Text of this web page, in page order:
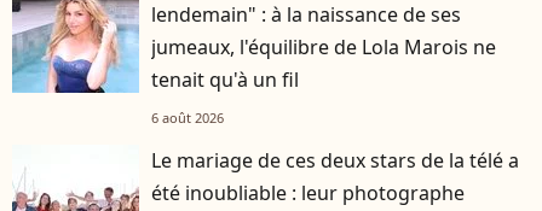
lendemain" : à la naissance de ses
jumeaux, l'équilibre de Lola Marois ne
tenait qu'à un fil
6 août 2026
Le mariage de ces deux stars de la télé a
été inoubliable : leur photographe